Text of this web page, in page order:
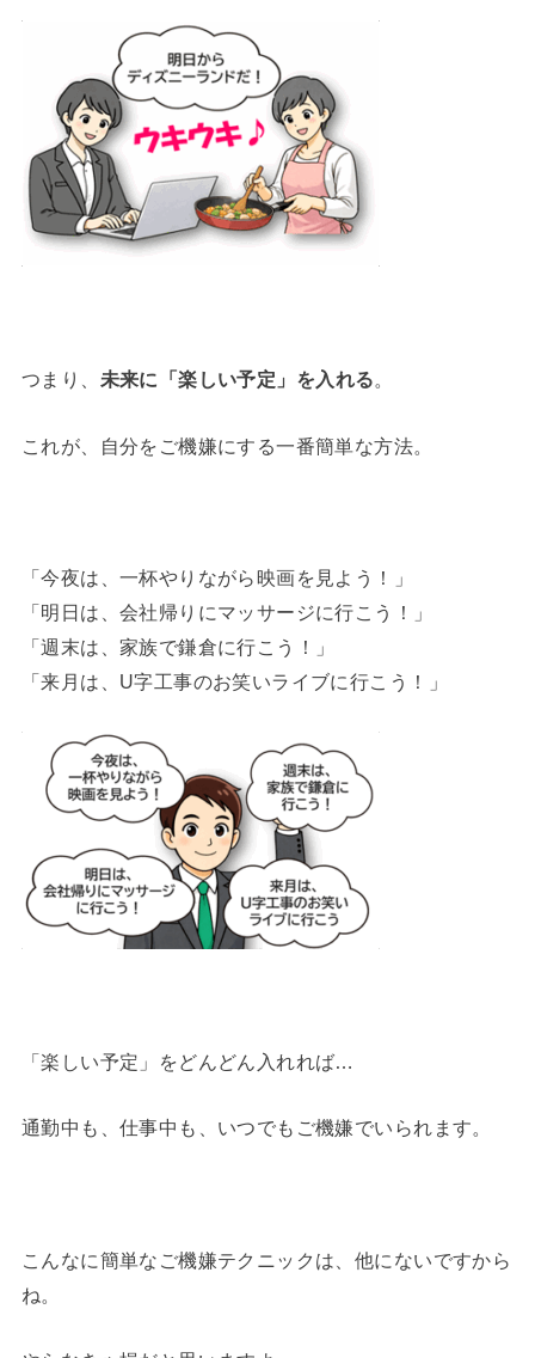
つまり、 未来に「楽しい予定」を入れる。
これが、自分をご機嫌にする一番簡単な方法。
「今夜は、一杯やりながら映画を見よう！」
「明日は、会社帰りにマッサージに行こう！」
「週末は、家族で鎌倉に行こう！」
「来月は、U字工事のお笑いライブに行こう！」
「楽しい予定」をどんどん入れれば…
通勤中も、仕事中も、いつでもご機嫌でいられます。
こんなに簡単なご機嫌テクニックは、他にないですから
ね。